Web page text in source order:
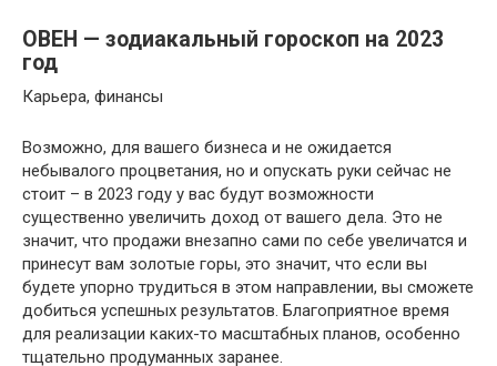
ОВЕН — зодиакальный гороскоп на 2023
год
Карьера, финансы
Возможно, для вашего бизнеса и не ожидается
небывалого процветания, но и опускать руки сейчас не
стоит – в 2023 году у вас будут возможности
существенно увеличить доход от вашего дела. Это не
значит, что продажи внезапно сами по себе увеличатся и
принесут вам золотые горы, это значит, что если вы
будете упорно трудиться в этом направлении, вы сможете
добиться успешных результатов. Благоприятное время
для реализации каких-то масштабных планов, особенно
тщательно продуманных заранее.